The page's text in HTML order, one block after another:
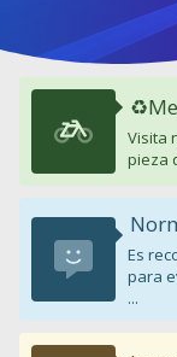
Visita
pieza
Es
para
...